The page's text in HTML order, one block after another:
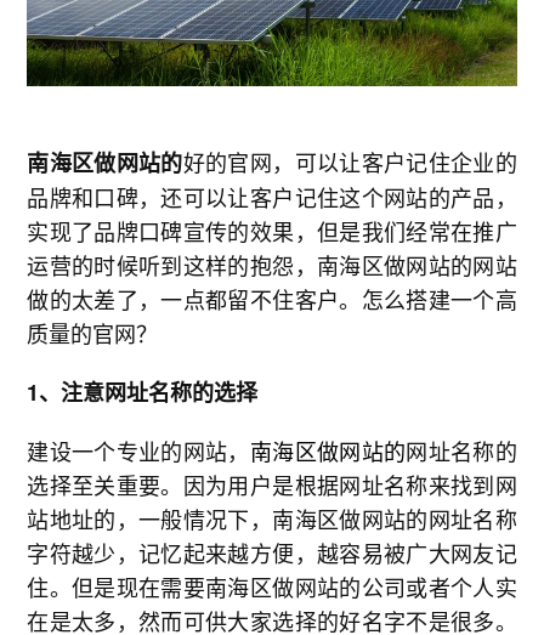
南海区做网站的好的官网，可以让客户记住企业的
品牌和口碑，还可以让客户记住这个网站的产品，
实现了品牌口碑宣传的效果，但是我们经常在推广
运营的时候听到这样的抱怨，南海区做网站的网站
做的太差了，一点都留不住客户。怎么搭建一个高
质量的官网？
1、注意网址名称的选择
建设一个专业的网站， 南海区做网站的网址名称的
选择至关重要。因为用户是根据网址名称来找到网
站地址的，一般情况下，南海区做网站的网址名称
字符越少，记忆起来越方便，越容易被广大网友记
住。但是现在需要南海区做网站的公司或者个人实
在是太多，然而可供大家选择的好名字不是很多。